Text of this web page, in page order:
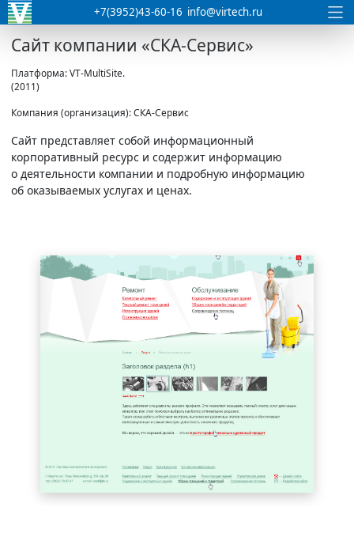
+7(3952)43-60-16 info@virtech.ru
Сайт компании «СКА-Сервис»
Платформа: VT-MultiSite.
(2011)
Компания (организация): СКА-Сервис
Сайт представляет собой информационный
корпоративный ресурс и содержит информацию
о деятельности компании и подробную информацию
об оказываемых услугах и ценах.